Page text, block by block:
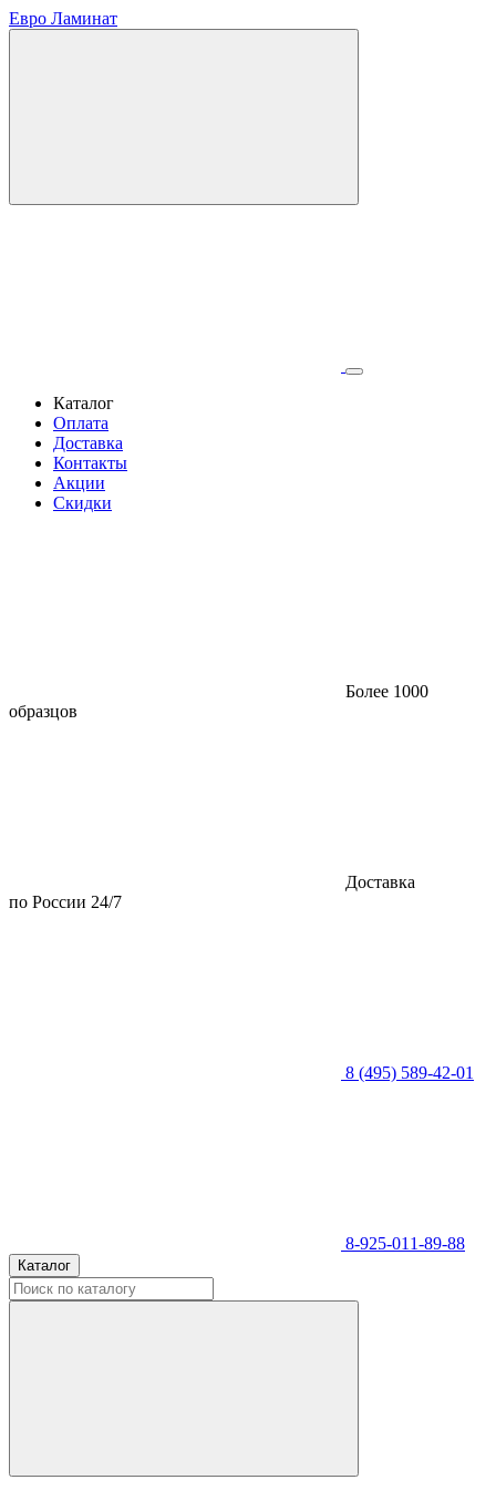
Евро Ламинат
Каталог
Оплата
Доставка
Контакты
Акции
Скидки
Более 1000
образцов
Доставка
по России 24/7
8 (495) 589-42-01
8-925-011-89-88
Каталог